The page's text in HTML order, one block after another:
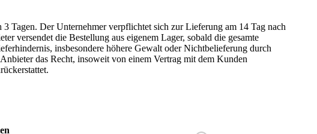
Tagen. Der Unternehmer verpflichtet sich zur Lieferung am 14 Tag nach
versendet die Bestellung aus eigenem Lager, sobald die gesamte
insbesondere höhere Gewalt oder Nichtbelieferung durch
das Recht, insoweit von einem Vertrag mit dem Kunden